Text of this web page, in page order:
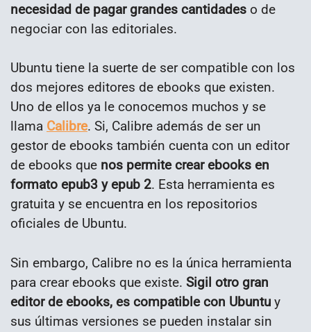
necesidad de pagar grandes cantidades o de
negociar con las editoriales.
Ubuntu tiene la suerte de ser compatible con los
dos mejores editores de ebooks que existen.
Uno de ellos ya le conocemos muchos y se
llama Calibre. Si, Calibre además de ser un
gestor de ebooks también cuenta con un editor
de ebooks que nos permite crear ebooks en
formato epub3 y epub 2. Esta herramienta es
gratuita y se encuentra en los repositorios
oficiales de Ubuntu.
Sin embargo, Calibre no es la única herramienta
para crear ebooks que existe. Sigil otro gran
editor de ebooks, es compatible con Ubuntu y
sus últimas versiones se pueden instalar sin